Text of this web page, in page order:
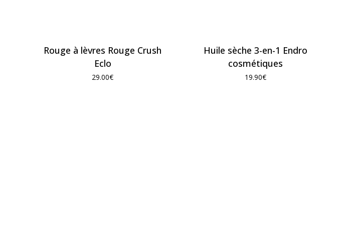
Rouge à lèvres Rouge Crush
Eclo
29.00€
Huile sèche 3-en-1 Endro
cosmétiques
19.90€